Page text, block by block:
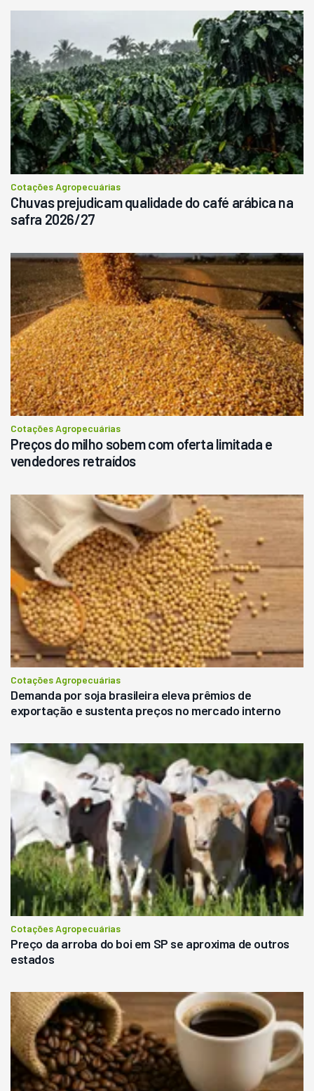
Cotações Agropecuárias
Chuvas prejudicam qualidade do café arábica na
safra 2026/27
Cotações Agropecuárias
Preços do milho sobem com oferta limitada e
vendedores retraídos
Cotações Agropecuárias
Demanda por soja brasileira eleva prêmios de
exportação e sustenta preços no mercado interno
Cotações Agropecuárias
Preço da arroba do boi em SP se aproxima de outros
estados